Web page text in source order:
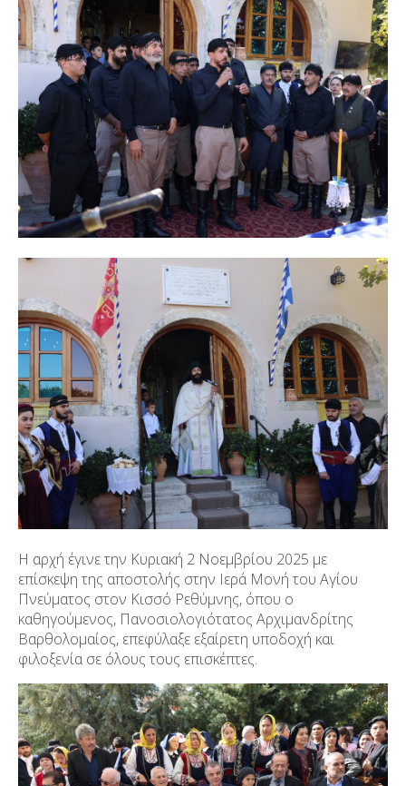
Η αρχή έγινε την Κυριακή 2 Νοεμβρίου 2025 με
επίσκεψη της αποστολής στην Ιερά Μονή του Αγίου
Πνεύματος στον Κισσό Ρεθύμνης, όπου ο
καθηγούμενος, Πανοσιολογιότατος Αρχιμανδρίτης
Βαρθολομαίος, επεφύλαξε εξαίρετη υποδοχή και
φιλοξενία σε όλους τους επισκέπτες.